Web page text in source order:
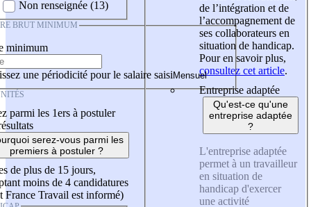
Non renseignée (13)
BRUT MINIMUM
minimum
une périodicité pour le salaire saisi
parmi les 1ers à postuler
serez-vous parmi les
premiers à postuler ?
de plus de 15 jours,
moins de 4 candidatures
France Travail est informé)
de l’intégration et de
l’accompagnement de
ses collaborateurs en
situation de handicap.
Pour en savoir plus,
consultez cet article.
Entreprise adaptée
Qu'est-ce qu'une
entreprise adaptée
?
L'entreprise adaptée
permet à un travailleur
en situation de
handicap d'exercer
une activité